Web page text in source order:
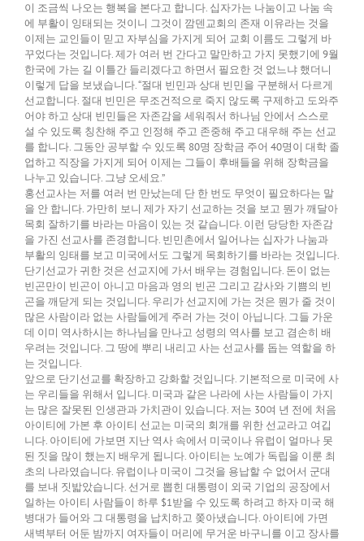
이 조금씩 나오는 행복을 본다고 합니다. 십자가는 나눔이고 나눔 속
에 부활이 잉태되는 것이니 그것이 깜덴교회의 존재 이유라는 것을
이제는 교인들이 믿고 자부심을 가지게 되어 교회 이름도 그렇게 바
꾸었다는 것입니다. 제가 여러 번 간다고 말만하고 가지 못했기에 9월
한국에 가는 길 이틀간 들리겠다고 하면서 필요한 것 없느냐 했더니
이렇게 답을 보냈습니다. “절대 빈민과 상대 빈민을 구분해서 다르게
선교합니다. 절대 빈민은 무조건적으로 죽지 않도록 구제하고 도와주
어야 하고 상대 빈민들은 자존감을 세워줘서 하나님 안에서 스스로
설 수 있도록 칭찬해 주고 인정해 주고 존중해 주고 대우해 주는 선교
를 합니다. 그동안 공부할 수 있도록 80명 장학금 주어 40명이 대학 졸
업하고 직장을 가지게 되어 이제는 그들이 후배들을 위해 장학금을
나누고 있습니다. 그냥 오세요.”
홍선교사는 저를 여러 번 만났는데 단 한 번도 무엇이 필요하다는 말
을 안 합니다. 가만히 보니 제가 자기 선교하는 것을 보고 뭔가 깨달아
목회 잘하기를 바라는 마음이 있는 것 같습니다. 이런 당당한 자존감
을 가진 선교사를 존경합니다. 빈민촌에서 일어나는 십자가 나눔과
부활의 잉태를 보고 미국에서도 그렇게 목회하기를 바라는 것입니다.
단기선교가 귀한 것은 선교지에 가서 배우는 경험입니다. 돈이 없는
빈곤만이 빈곤이 아니고 마음과 영의 빈곤 그리고 감사와 기쁨의 빈
곤을 깨닫게 되는 것입니다. 우리가 선교지에 가는 것은 뭔가 줄 것이
많은 사람이라 없는 사람들에게 주러 가는 것이 아닙니다. 그들 가운
데 이미 역사하시는 하나님을 만나고 성령의 역사를 보고 겸손히 배
우려는 것입니다. 그 땅에 뿌리 내리고 사는 선교사를 돕는 역할을 하
는 것입니다.
앞으로 단기선교를 확장하고 강화할 것입니다. 기본적으로 미국에 사
는 우리들을 위해서 입니다. 미국과 같은 나라에 사는 사람들이 가지
는 많은 잘못된 인생관과 가치관이 있습니다. 저는 30여 년 전에 처음
아이티에 가본 후 아이티 선교는 미국의 회개를 위한 선교라고 여깁
니다. 아이티에 가보면 지난 역사 속에서 미국이나 유럽이 얼마나 못
된 짓을 많이 했는지 배우게 됩니다. 아이티는 노예가 독립을 이룬 최
초의 나라였습니다. 유럽이나 미국이 그것을 용납할 수 없어서 군대
를 보내 짓밟았습니다. 선거로 뽑힌 대통령이 외국 기업의 공장에서
일하는 아이티 사람들이 하루 $1받을 수 있도록 하려고 하자 미국 해
병대가 들어와 그 대통령을 납치하고 쫒아냈습니다. 아이티에 가면
새벽부터 어둔 밤까지 여자들이 머리에 무거운 바구니를 이고 장사를